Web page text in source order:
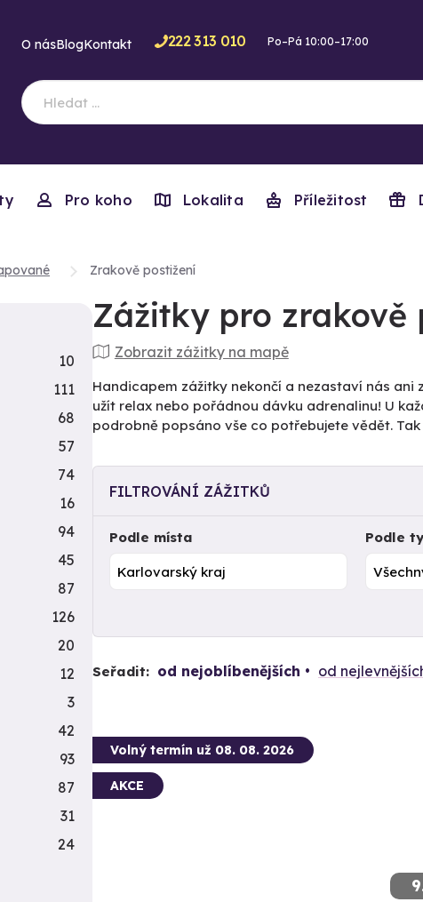
O násBlogKontakt 222 313 010 Po–Pá 10:00–17:00
Pro koho Lokalita Příležitost
Zrakově postižení
Zážitky pro zrakově
Zobrazit zážitky na mapě
Handicapem zážitky nekončí a nezastaví nás ani
užít relax nebo pořádnou dávku adrenalinu! U
podrobně popsáno vše co potřebujete vědět.
FILTROVÁNÍ ZÁŽITKŮ
Podle místa Podle
Seřadit: od nejoblíbenějších od
Volný termín už 08. 08. 2026
AKCE
10
111
68
57
74
16
94
45
87
126
20
12
3
42
93
87
31
24